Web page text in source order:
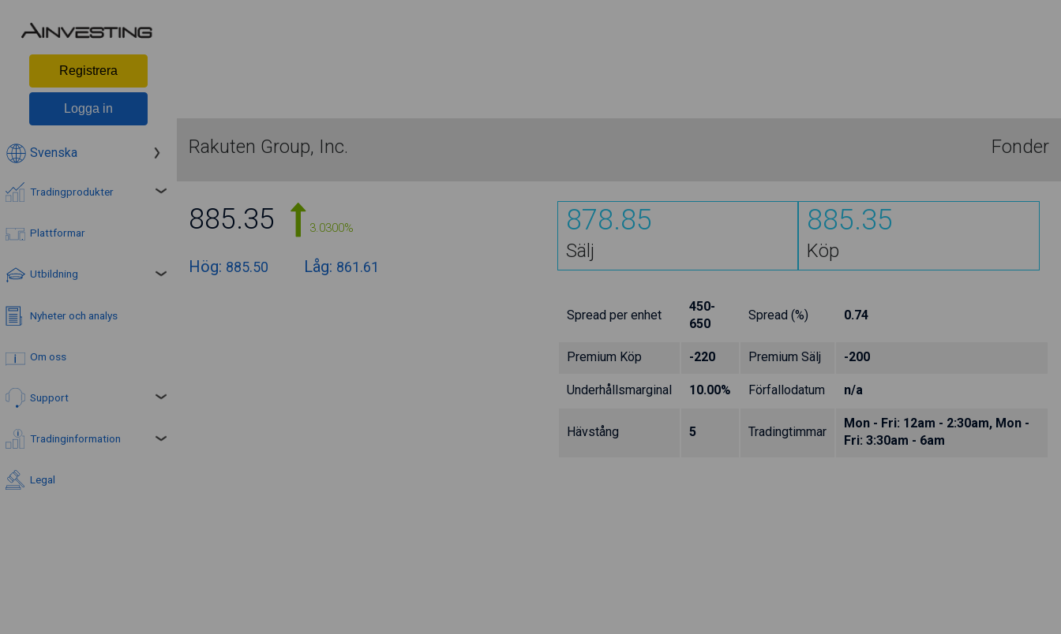
Registrera
Logga in
Svenska
Tradingprodukter
Plattformar
Utbildning
Nyheter och analys
Om oss
Support
Tradinginformation
Legal
Rakuten Group, Inc. Fonder
885.35 3.0300%
Hög: 885.50 Låg: 861.61
878.85
Sälj
885.35
Köp
Spread per enhet
450-
650
Spread (%) 0.74
Premium Köp -220 Premium Sälj -200
Underhållsmarginal 10.00% Förfallodatum n/a
Hävstång 5 Tradingtimmar
Mon - Fri: 12am - 2:30am, Mon -
Fri: 3:30am - 6am